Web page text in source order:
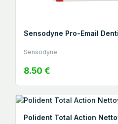
Sensodyne Pro-Email
Sensodyne
8.50 €
Polident Total Action